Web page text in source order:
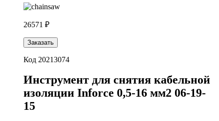
26571 ₽
Заказать
Код 20213074
Инструмент для снятия кабельной
изоляции Inforce 0,5-16 мм2 06-19-
15